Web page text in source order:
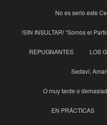
No es serio este
!SIN INSULTAR! “Somos el
REPUGNANTES LOS
Sedaví,
O muy tarde o
EN PRÁCTICAS